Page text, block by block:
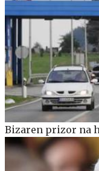
Bizaren prizor na